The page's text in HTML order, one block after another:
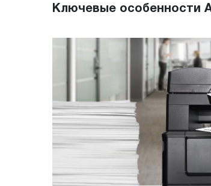
Ключевые особенности